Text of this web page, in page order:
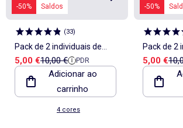
-50% Saldos
(33)
Pack de 2 individuais de
mesa 32 x 40 cm com dupla
estampagem - Kiabi Home
Preço de venda
5,00 €Preço de referência
10,00 € PDR
Adicionar ao
carrinho
4 cores
-50%
Pack de 2
mesa 32 x
Preço de
5,00 €